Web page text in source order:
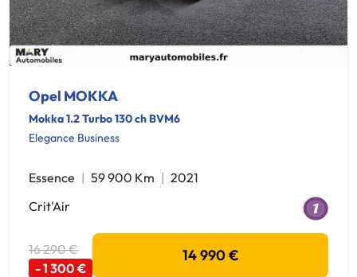
Opel MOKKA
Mokka 1.2 Turbo 130 ch BVM6
Elegance Business
Essence 59 900 Km
2021
Crit'Air
16 290 €
- 1 300 €
14 990 €